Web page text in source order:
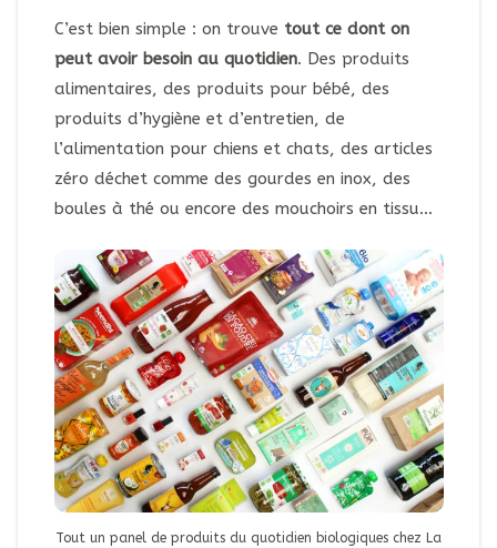
C’est bien simple : on trouve tout ce dont on
peut avoir besoin au quotidien. Des produits
alimentaires, des produits pour bébé, des
produits d’hygiène et d’entretien, de
l’alimentation pour chiens et chats, des articles
zéro déchet comme des gourdes en inox, des
boules à thé ou encore des mouchoirs en tissu…
Tout un panel de produits du quotidien biologiques chez La